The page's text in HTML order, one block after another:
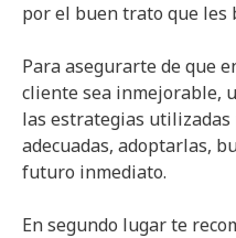
por el buen trato que les
Para asegurarte de que
cliente sea inmejorable,
las estrategias utilizadas
adecuadas, adoptarlas,
futuro inmediato.
En segundo lugar te